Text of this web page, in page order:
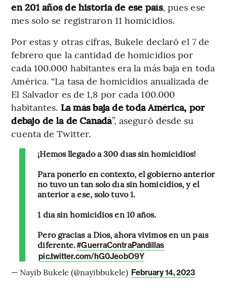
en 201 años de historia de ese país, pues ese
mes solo se registraron 11 homicidios.
Por estas y otras cifras, Bukele declaró el 7 de
febrero que la cantidad de homicidios por
cada 100.000 habitantes era la más baja en toda
América. “La tasa de homicidios anualizada de
El Salvador es de 1,8 por cada 100.000
habitantes. La más baja de toda América, por
debajo de la de Canadá”, aseguró desde su
cuenta de Twitter.
¡Hemos llegado a 300 días sin homicidios!
Para ponerlo en contexto, el gobierno anterior
no tuvo un tan solo día sin homicidios, y el
anterior a ese, solo tuvo 1.
1 día sin homicidios en 10 años.
Pero gracias a Dios, ahora vivimos en un país
diferente.#GuerraContraPandillas
pic.twitter.com/hG0JeobO9Y
— Nayib Bukele (@nayibbukele) February 14, 2023